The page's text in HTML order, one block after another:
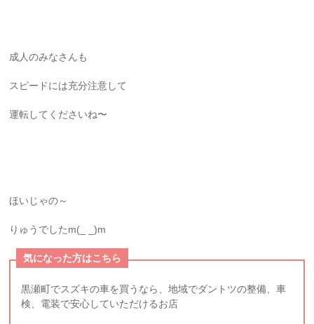
成人のみなさんも
スピードには充分注意して
運転してくださいね〜
ほいじゃの～
りゅうでしたm(_ _)m
気になった方はこちら
黒瀬町でスズキの車を買うなら、地域でダントツの整備、車
検、電装で安心していただけるお店